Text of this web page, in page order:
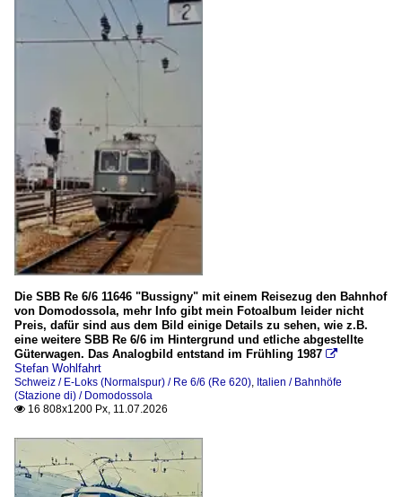
ETR 324 / ETR 425 / ETR 526 (Alstom Coradia Meridian -
ETR 421, ETR 521 und ETR 621 "Rock" (Hitachi
ABe 4/6 SSIF und FGC
ABe 6/6, ex FLP ABe 4/6
ABe 8/8
ABe 12/16 (ABe/P/Be/Be)
ABe 4/8 FGC (ex FART)
Ceprini Costruzioni Srl
Mercitalia Rail S.r.l. (MIR)
RFI - Rete Ferroviaria Italiana
Trenitalia (TI)
Valsecchi Armamento Ferroviario Srl. (VAF)
Wagen / Carrozza
Die SBB Re 6/6 11646 "Bussigny" mit einem Reisezug den Bahnhof
von Domodossola, mehr Info gibt mein Fotoalbum leider nicht
Preis, dafür sind aus dem Bild einige Details zu sehen, wie z.B.
eine weitere SBB Re 6/6 im Hintergrund und etliche abgestellte
Güterwagen. Das Analogbild entstand im Frühling 1987 
Stefan Wohlfahrt
Schweiz / E-Loks (Normalspur) / Re 6/6 (Re 620) Italien / Bahnhöfe
(Stazione di) / Domodossola
 16 808x1200 Px, 11.07.2026